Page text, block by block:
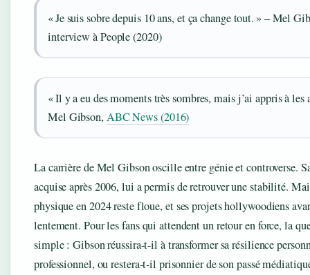
« Je suis sobre depuis 10 ans, et ça change tout. » – Mel
interview à People (2020)
« Il y a eu des moments très sombres, mais j’ai appris à les
Mel Gibson, ABC News (2016)
La carrière de Mel Gibson oscille entre génie et controverse.
acquise après 2006, lui a permis de retrouver une stabilité.
physique en 2024 reste floue, et ses projets hollywoodiens
lentement. Pour les fans qui attendent un retour en force, la
simple : Gibson réussira-t-il à transformer sa résilience
professionnel, ou restera-t-il prisonnier de son passé